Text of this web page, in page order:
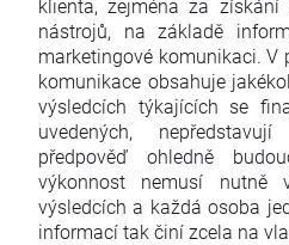
nástrojů, na základě
marketingové komunikaci. V
komunikace obsahuje
výsledcích týkajících se
uvedených,
předpověď ohledně
výkonnost nemusí nutně
výsledcích a každá osoba
informací tak činí zcela na